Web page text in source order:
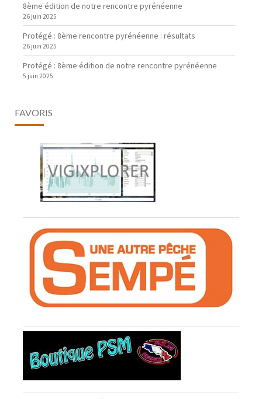
8ème édition de notre rencontre pyrénéenne
26 juin 2025
Protégé : 8ème rencontre pyrénéenne : résultats
26 juin 2025
Protégé : 8ème édition de notre rencontre pyrénéenne
5 juin 2025
FAVORIS